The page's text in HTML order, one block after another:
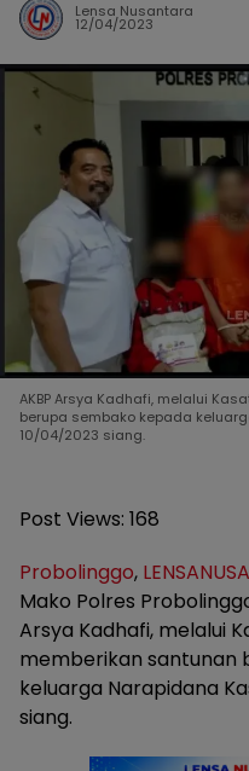
Lensa Nusantara
12/04/2023
AKBP Arsya Kadhafi, melalui
berupa sembako kepada
10/04/2023 siang.
Post Views: 168
Probolinggo,
Mako Polres
Arsya Kadhafi, melalui
memberikan santunan
keluarga Narapidana
siang.